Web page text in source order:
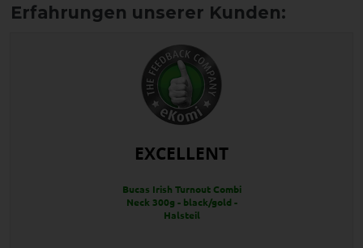
EXCELLENT
Bucas Irish Turnout Combi
Neck 300g - black/gold -
Halsteil